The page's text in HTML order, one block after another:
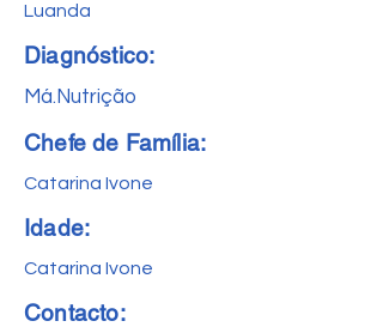
Luanda
Diagnóstico:
Má.Nutrição
Chefe de Família:
Catarina Ivone
Idade:
Catarina Ivone
Contacto: